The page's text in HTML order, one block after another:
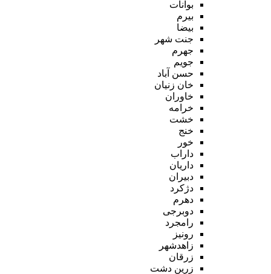
بوانات
بیرم
بیضا
جنت شهر
جهرم
جویم
حسن آباد
خان زنیان
خاوران
خرامه
خشت
خنج
خور
داراب
داریان
دبیران
دژکرد
دهرم
دوبرجی
رامجرد
رونیز
زاهدشهر
زرقان
زرین دشت